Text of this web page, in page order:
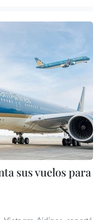
sus vuelos para